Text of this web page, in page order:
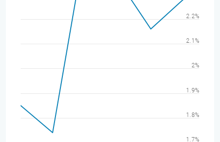
1.7%
1.8%
1.9%
2%
2.1%
2.2%